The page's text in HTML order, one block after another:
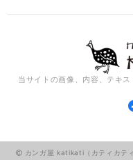
当サイトの画像、内容、テキ
カンガ屋 katikati（カティカテ